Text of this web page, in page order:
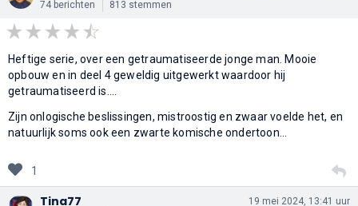
74 berichten 813 stemmen
Heftige serie, over een getraumatiseerde jonge man. Mooie
opbouw en in deel 4 geweldig uitgewerkt waardoor hij
getraumatiseerd is....
Zijn onlogische beslissingen, mistroostig en zwaar voelde het, en
natuurlijk soms ook een zwarte komische ondertoon...
1
Tina77 19 mei 2024, 13:41 uur